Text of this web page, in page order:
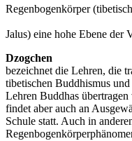
Regenbogenkörper
Jalus) eine hohe Ebene der
Dzogchen
bezeichnet die Lehren, die
tibetischen Buddhismus
Lehren Buddhas
findet aber auch an
Schule statt. Auch in